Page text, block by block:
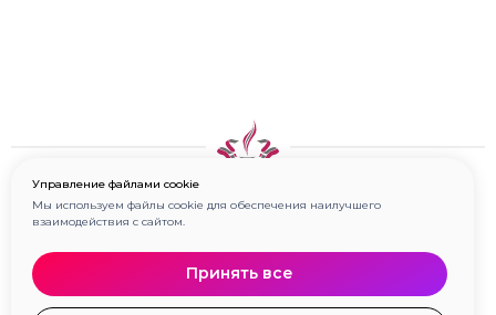
Национальный конкурс с международным участием на образцовое
спортивное сооружение «Арена»
Наши соцмедиа:
Управление файлами cookie
Мы используем файлы cookie для обеспечения наилучшего
взаимодействия с сайтом.
Принять все